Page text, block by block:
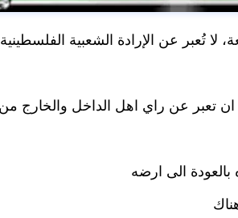
تُعبر عن الإرادة الشعبية الفلسطينية
الى ارضه